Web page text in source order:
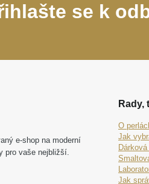
se k
e-shop na moderní
pro vaše nejbližší.
Rady,
O
Jak
Jak